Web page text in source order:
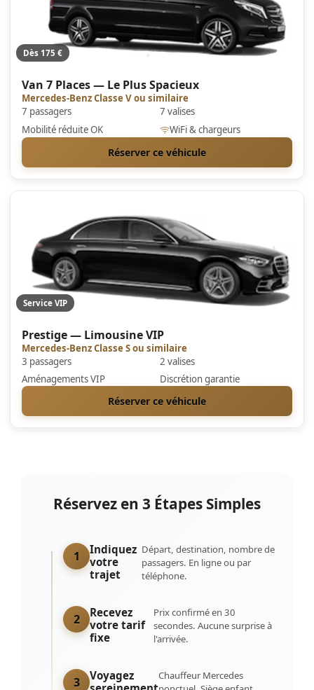
Dès 175 €
Van 7 Places — Le Plus Spacieux
Mercedes-Benz Classe V ou similaire
7 passagers
7 valises
Mobilité réduite OK
WiFi & chargeurs
Réserver ce véhicule
Service VIP
Prestige — Limousine VIP
Mercedes-Benz Classe S ou similaire
3 passagers
2 valises
Aménagements VIP
Discrétion garantie
Réserver ce véhicule
Réservez en 3 Étapes Simples
1
Indiquez
votre
trajet
Départ, destination, nombre de
passagers. En ligne ou par
téléphone.
2
Recevez
votre tarif
fixe
Prix confirmé en 30
secondes. Aucune surprise à
l'arrivée.
3
Voyagez
Chauffeur Mercedes